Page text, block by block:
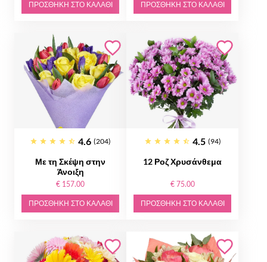
ΠΡΟΣΘΉΚΗ ΣΤΟ ΚΑΛΆΘΙ ΠΡΟΣΘΉΚΗ ΣΤΟ ΚΑΛΆΘΙ
4.6 (204)
Με τη Σκέψη στην
Άνοιξη
€ 157.00
ΠΡΟΣΘΉΚΗ ΣΤΟ ΚΑΛΆΘΙ
4.5 (94)
12 Ροζ Χρυσάνθεμα
€ 75.00
ΠΡΟΣΘΉΚΗ ΣΤΟ ΚΑΛΆΘΙ